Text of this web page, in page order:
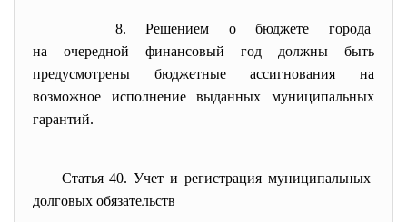
8. Решением о бюджете города
на очередной финансовый год должны быть
предусмотрены бюджетные ассигнования на
возможное исполнение выданных муниципальных
гарантий.
Статья 40. Учет и регистрация муниципальных
долговых обязательств